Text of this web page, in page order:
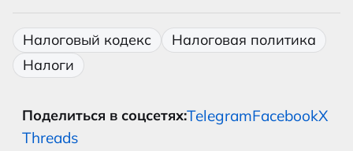
Налоговый кодекс
Налоговая политика
Налоги
Поделиться в соцсетях:TelegramFacebookX
Threads